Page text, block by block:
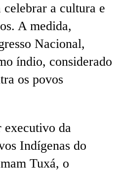
a cultura e
A medida,
Nacional,
índio, considerado
os povos
executivo da
Indígenas do
Tuxá, o